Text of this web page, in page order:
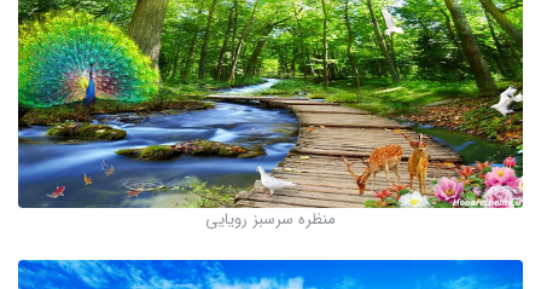
منظره سرسبز رویایی